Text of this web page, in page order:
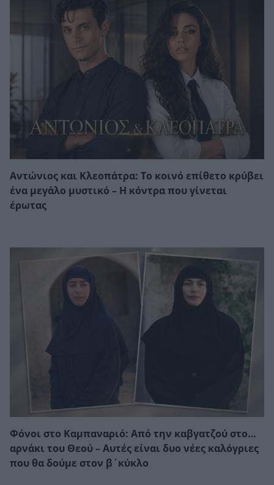
Αντώνιος και Κλεοπάτρα: Το κοινό επίθετο κρύβει
ένα μεγάλο μυστικό – Η κόντρα που γίνεται
έρωτας
Φόνοι στο Καμπαναριό: Από την καβγατζού στο…
αρνάκι του Θεού – Αυτές είναι δυο νέες καλόγριες
που θα δούμε στον β΄κύκλο